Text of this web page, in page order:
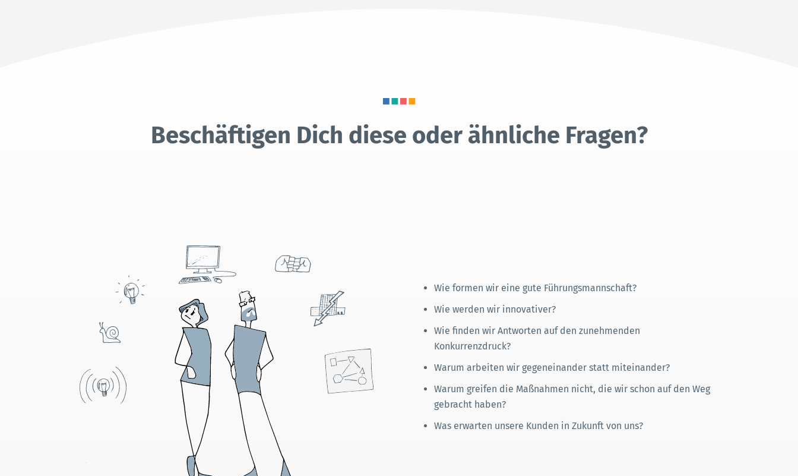
Beschäftigen Dich diese oder ähnliche Fragen?
Wie formen wir eine gute Führungsmannschaft?
Wie werden wir innovativer?
Wie finden wir Antworten auf den zunehmenden
Konkurrenzdruck?
Warum arbeiten wir gegeneinander statt miteinander?
Warum greifen die Maßnahmen nicht, die wir schon auf den Weg
gebracht haben?
Was erwarten unsere Kunden in Zukunft von uns?